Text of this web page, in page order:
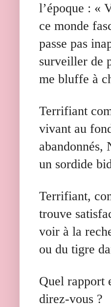
l’époque : «
ce monde
passe pas
surveiller de
me bluffe à
Terrifiant
vivant au
abandonnés,
un sordide
Terrifiant,
trouve
voir à la
ou du tigre
Quel rapport
direz-vous ?